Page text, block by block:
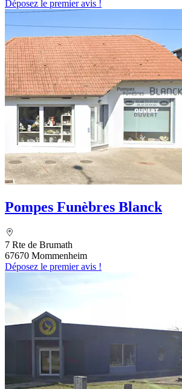
Déposez le premier avis !
Pompes Funèbres Blanck
7 Rte de Brumath
67670 Mommenheim
Déposez le premier avis !